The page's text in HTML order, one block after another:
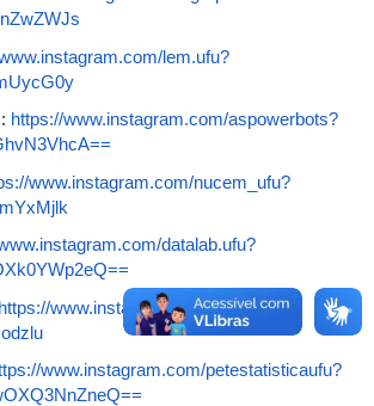
lem.ufu?
https://www.instagram.com/aspowerbots?
www.instagram.com/nucem_ufu?
datalab.ufu?
https://www.instagram.com/petmatufu?
www.instagram.com/petestatisticaufu?